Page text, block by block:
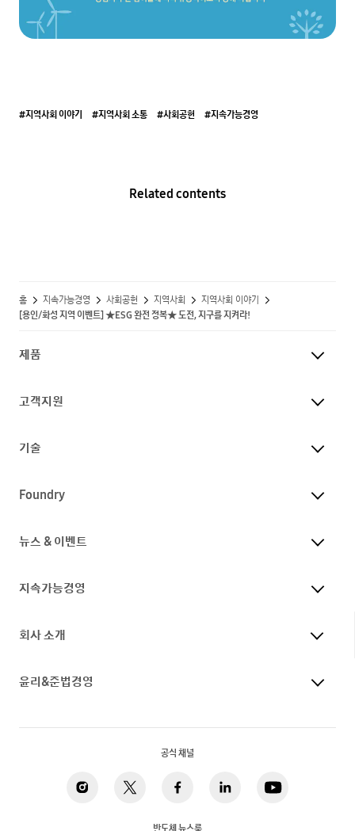
#지역사회 이야기 #지역사회 소통 #사회공헌 #지속가능경영
Related contents
홈 지속가능경영 사회공헌 지역사회
지역사회 이야기
[용인/화성 지역 이벤트] ★ESG 완전 정복★ 도전, 지구를 지켜라!
제품
고객지원
기술
Foundry
뉴스 & 이벤트
지속가능경영
회사 소개
윤리&준법경영
공식 채널
반도체 뉴스룸